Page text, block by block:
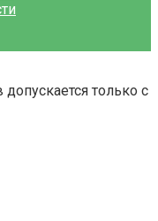
только с